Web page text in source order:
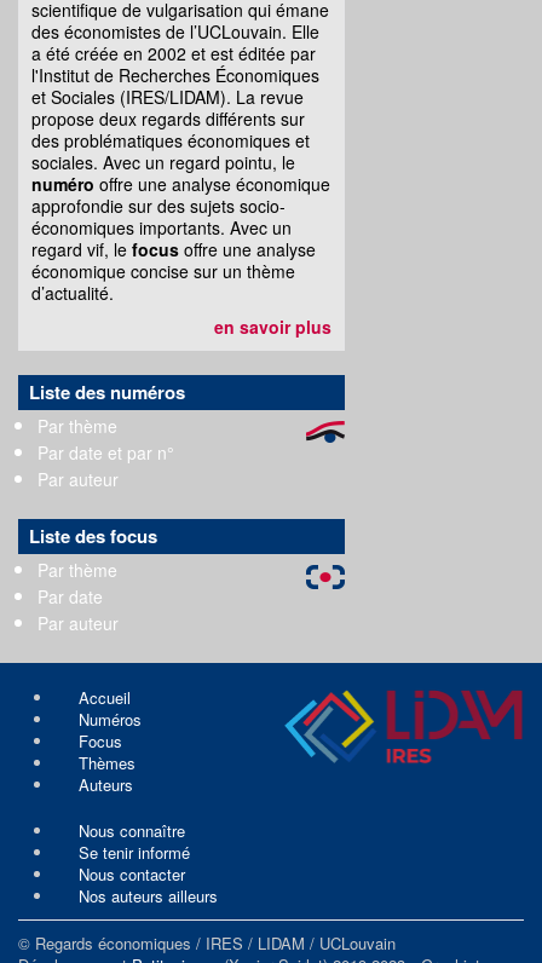
scientifique de vulgarisation qui émane
des économistes de l’UCLouvain. Elle
a été créée en 2002 et est éditée par
l'Institut de Recherches Économiques
et Sociales (IRES/LIDAM). La revue
propose deux regards différents sur
des problématiques économiques et
sociales. Avec un regard pointu, le
numéro offre une analyse économique
approfondie sur des sujets socio-
économiques importants. Avec un
regard vif, le focus offre une analyse
économique concise sur un thème
d’actualité.
en savoir plus
Liste des numéros
Par thème
Par date et par n°
Par auteur
Liste des focus
Par thème
Par date
Par auteur
Accueil
Numéros
Focus
Thèmes
Auteurs
Nous connaître
Se tenir informé
Nous contacter
Nos auteurs ailleurs
© Regards économiques / IRES / LIDAM / UCLouvain